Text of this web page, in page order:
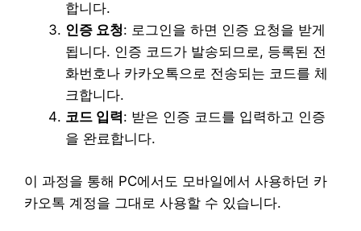
합니다.
인증 요청: 로그인을 하면 인증 요청을 받게
됩니다. 인증 코드가 발송되므로, 등록된 전
화번호나 카카오톡으로 전송되는 코드를 체
크합니다.
코드 입력: 받은 인증 코드를 입력하고 인증
을 완료합니다.
이 과정을 통해 PC에서도 모바일에서 사용하던 카
카오톡 계정을 그대로 사용할 수 있습니다.